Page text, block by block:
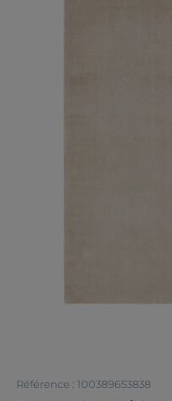
Référence : 100389653838